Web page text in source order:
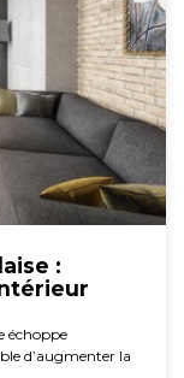
:
échoppe
d’augmenter la